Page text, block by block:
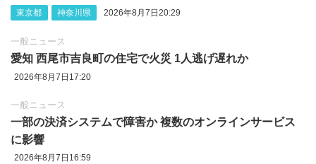
東京都 神奈川県 2026年8月7日20:29
一般ニュース
愛知 西尾市吉良町の住宅で火災 1人逃げ遅れか
2026年8月7日17:20
一般ニュース
一部の決済システムで障害か 複数のオンラインサービス
に影響
2026年8月7日16:59